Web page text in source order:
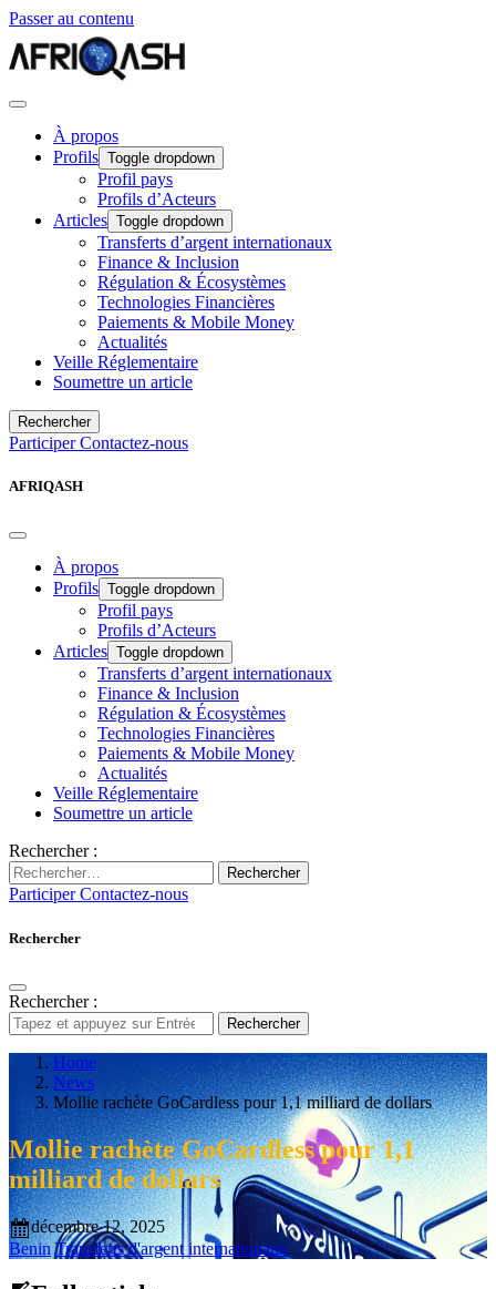
Passer au contenu
À propos
Profils Toggle dropdown
Profil pays
Profils d’Acteurs
Articles Toggle dropdown
Transferts d’argent internationaux
Finance & Inclusion
Régulation & Écosystèmes
Technologies Financières
Paiements & Mobile Money
Actualités
Veille Réglementaire
Soumettre un article
Rechercher
ParticiperContactez-nous
AFRIQASH
À propos
Profils Toggle dropdown
Profil pays
Profils d’Acteurs
Articles Toggle dropdown
Transferts d’argent internationaux
Finance & Inclusion
Régulation & Écosystèmes
Technologies Financières
Paiements & Mobile Money
Actualités
Veille Réglementaire
Soumettre un article
Rechercher :
Rechercher
ParticiperContactez-nous
Rechercher
Rechercher :
Rechercher
Home
News
Mollie rachète GoCardless pour 1,1 milliard de dollars
Mollie rachète GoCardless pour 1,1
milliard de dollars
décembre 12, 2025
Benin Transferts d'argent internationaux